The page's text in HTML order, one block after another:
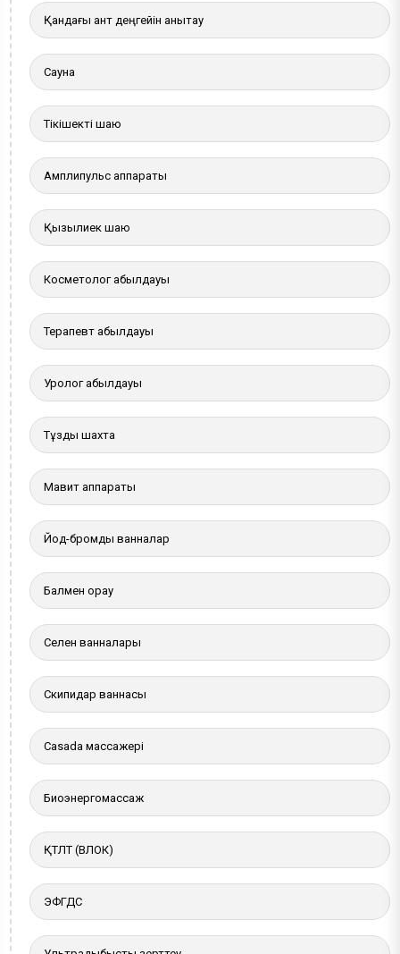
Қандағы қант деңгейін анықтау
Сауна
Тікішекті шаю
Амплипульс аппараты
Қызылиек шаю
Косметолог қабылдауы
Терапевт қабылдауы
Уролог қабылдауы
Тұзды шахта
Мавит аппараты
Йод-бромды ванналар
Балмен орау
Селен ванналары
Скипидар ваннасы
Casada массажері
Биоэнергомассаж
ҚТЛТ (ВЛОК)
ЭФГДС